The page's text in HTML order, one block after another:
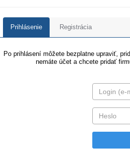
Prihlásenie Registrácia
Po prihlásení môžete bezplatne upraviť,
nemáte účet a chcete pridať